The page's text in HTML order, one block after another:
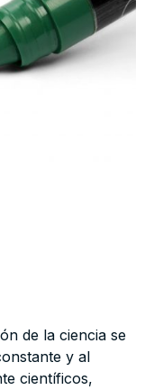
de la ciencia se
y al
científicos,